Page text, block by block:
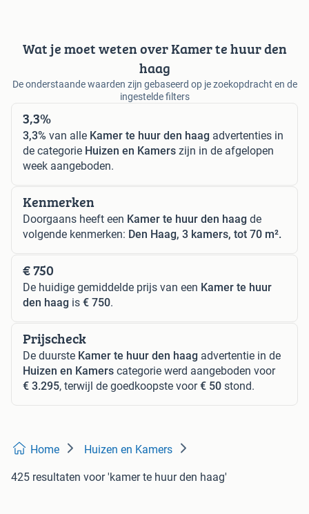
Wat je moet weten over Kamer te huur den
haag
De onderstaande waarden zijn gebaseerd op je zoekopdracht en de
ingestelde filters
3,3%
3,3% van alle Kamer te huur den haag advertenties in
de categorie Huizen en Kamers zijn in de afgelopen
week aangeboden.
Kenmerken
Doorgaans heeft een Kamer te huur den haag de
volgende kenmerken: Den Haag, 3 kamers, tot 70 m².
€ 750
De huidige gemiddelde prijs van een Kamer te huur
den haag is € 750.
Prijscheck
De duurste Kamer te huur den haag advertentie in de
Huizen en Kamers categorie werd aangeboden voor
€ 3.295, terwijl de goedkoopste voor€ 50 stond.
Home Huizen en Kamers
425 resultaten voor 'kamer te huur den haag'